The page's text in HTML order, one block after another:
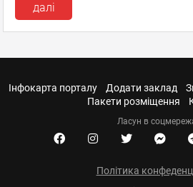
далі
Інфокарта порталу Додати заклад
Пакети розміщення
Ласун в
Політика